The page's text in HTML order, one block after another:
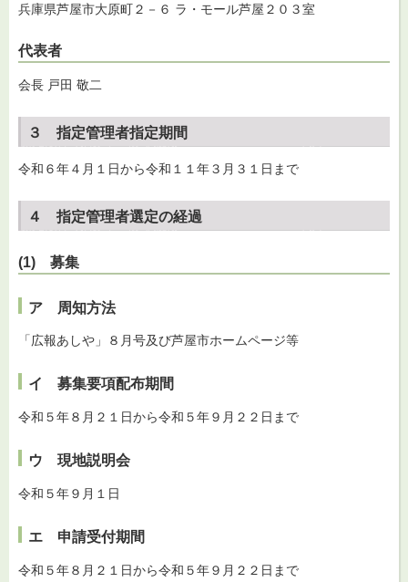
兵庫県芦屋市大原町２－６ ラ・モール芦屋２０３室
代表者
会長 戸田 敬二
３ 指定管理者指定期間
令和６年４月１日から令和１１年３月３１日まで
４ 指定管理者選定の経過
(1) 募集
ア 周知方法
「広報あしや」８月号及び芦屋市ホームページ等
イ 募集要項配布期間
令和５年８月２１日から令和５年９月２２日まで
ウ 現地説明会
令和５年９月１日
エ 申請受付期間
令和５年８月２１日から令和５年９月２２日まで